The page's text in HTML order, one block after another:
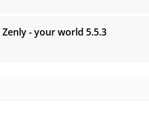
- your world 5.5.3